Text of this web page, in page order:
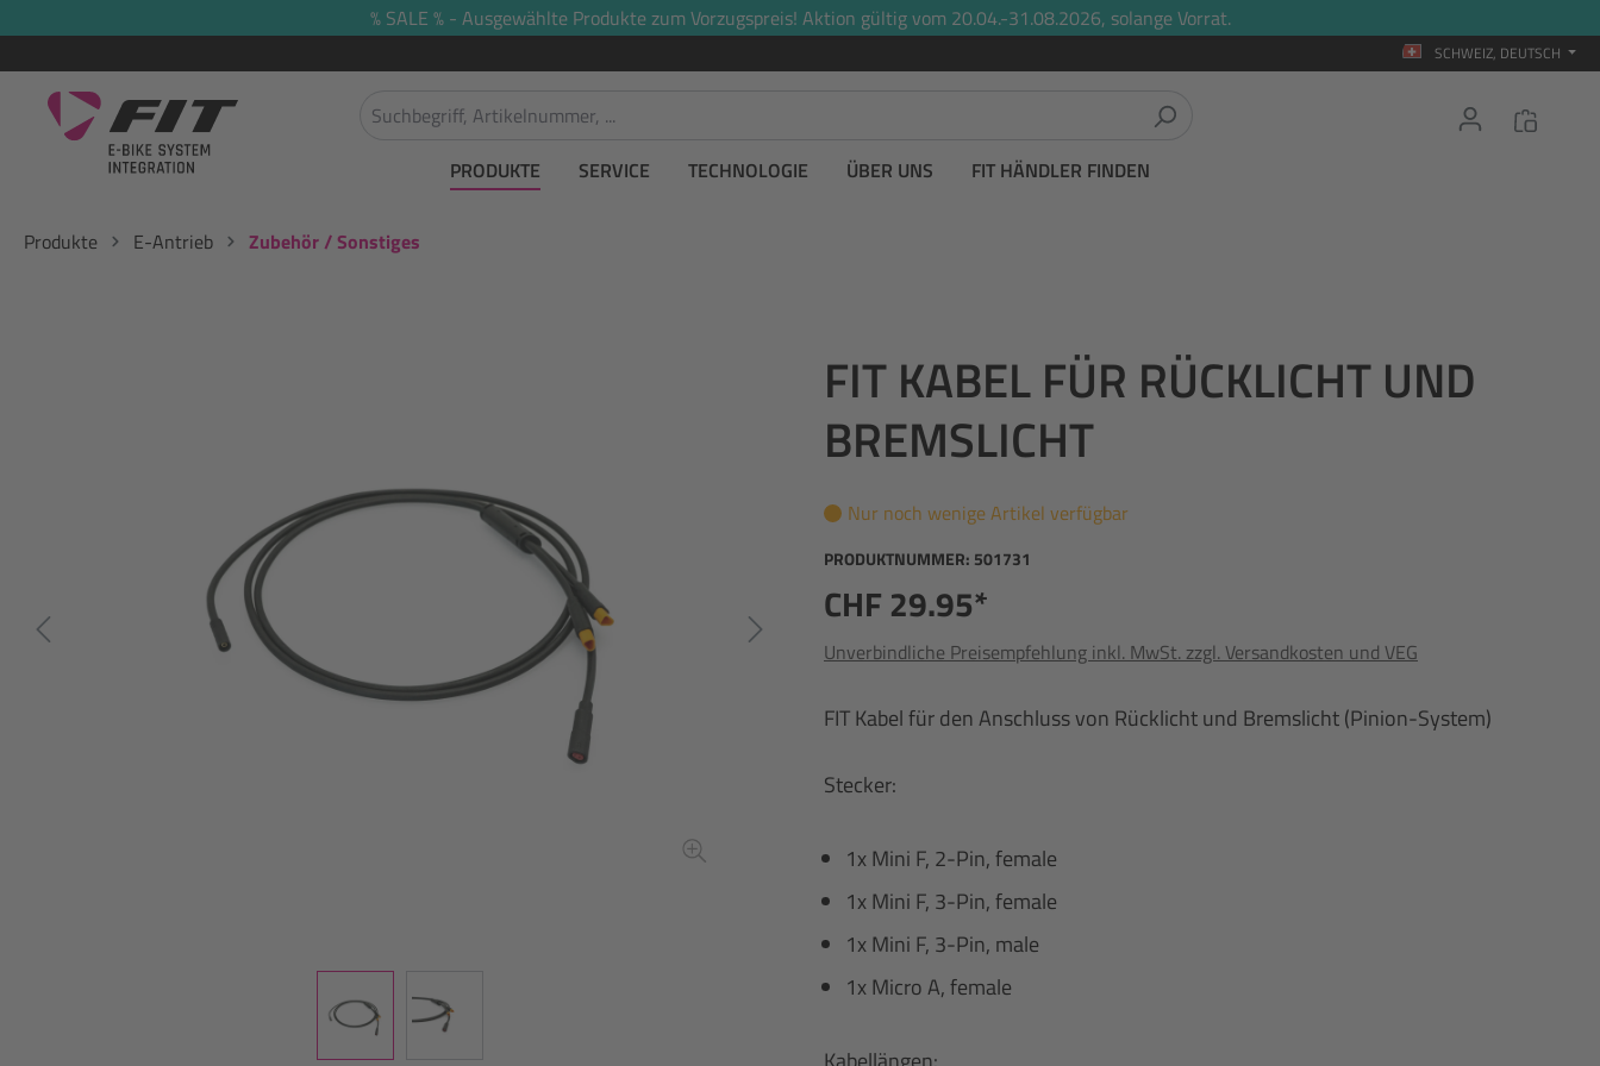
% SALE % - Ausgewählte Produkte zum Vorzugspreis! Aktion gültig vom 20.04.-31.08.2026, solange Vorrat.
SCHWEIZ, DEUTSCH
PRODUKTE SERVICE TECHNOLOGIE ÜBER UNS FIT HÄNDLER FINDEN
Produkte E-Antrieb Zubehör / Sonstiges
FIT KABEL FÜR RÜCKLICHT UND
BREMSLICHT
Nur noch wenige Artikel verfügbar
PRODUKTNUMMER: 501731
CHF 29.95*
Unverbindliche Preisempfehlung inkl. MwSt. zzgl. Versandkosten und VEG
FIT Kabel für den Anschluss von Rücklicht und Bremslicht (Pinion-System)
Stecker:
1x Mini F, 2-Pin, female
1x Mini F, 3-Pin, female
1x Mini F, 3-Pin, male
1x Micro A, female